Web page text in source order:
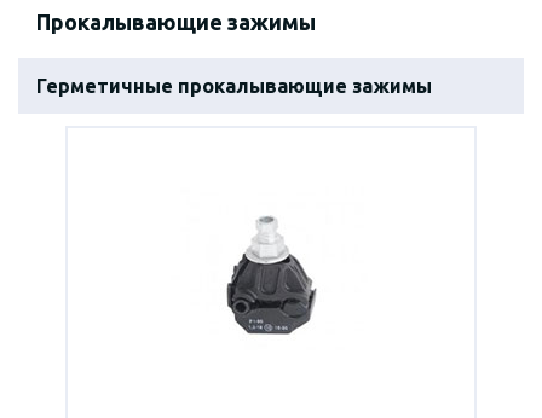
Прокалывающие зажимы
Герметичные прокалывающие зажимы